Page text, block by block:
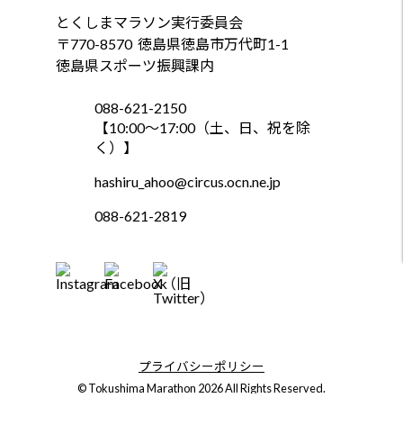
とくしまマラソン実行委員会
〒770-8570 徳島県徳島市万代町1-1
徳島県スポーツ振興課内
088-621-2150
【10:00～17:00（土、日、祝を除
く）】
hashiru_ahoo@circus.ocn.ne.jp
088-621-2819
プライバシーポリシー
© Tokushima Marathon 2026 All Rights Reserved.